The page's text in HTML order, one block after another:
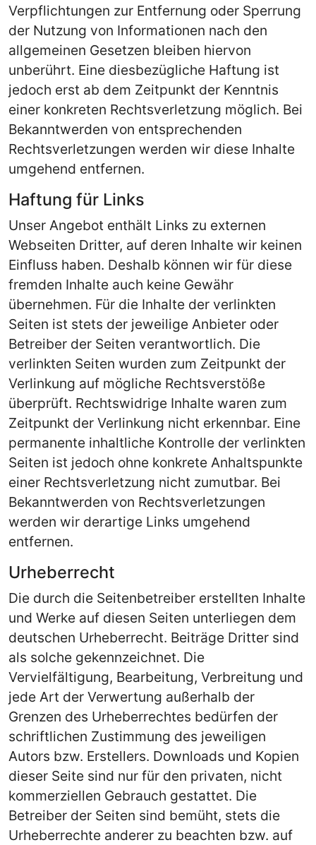
Verpflichtungen zur Entfernung oder Sperrung
der Nutzung von Informationen nach den
allgemeinen Gesetzen bleiben hiervon
unberührt. Eine diesbezügliche Haftung ist
jedoch erst ab dem Zeitpunkt der Kenntnis
einer konkreten Rechtsverletzung möglich. Bei
Bekanntwerden von entsprechenden
Rechtsverletzungen werden wir diese Inhalte
umgehend entfernen.
Haftung für Links
Unser Angebot enthält Links zu externen
Webseiten Dritter, auf deren Inhalte wir keinen
Einfluss haben. Deshalb können wir für diese
fremden Inhalte auch keine Gewähr
übernehmen. Für die Inhalte der verlinkten
Seiten ist stets der jeweilige Anbieter oder
Betreiber der Seiten verantwortlich. Die
verlinkten Seiten wurden zum Zeitpunkt der
Verlinkung auf mögliche Rechtsverstöße
überprüft. Rechtswidrige Inhalte waren zum
Zeitpunkt der Verlinkung nicht erkennbar. Eine
permanente inhaltliche Kontrolle der verlinkten
Seiten ist jedoch ohne konkrete Anhaltspunkte
einer Rechtsverletzung nicht zumutbar. Bei
Bekanntwerden von Rechtsverletzungen
werden wir derartige Links umgehend
entfernen.
Urheberrecht
Die durch die Seitenbetreiber erstellten Inhalte
und Werke auf diesen Seiten unterliegen dem
deutschen Urheberrecht. Beiträge Dritter sind
als solche gekennzeichnet. Die
Vervielfältigung, Bearbeitung, Verbreitung und
jede Art der Verwertung außerhalb der
Grenzen des Urheberrechtes bedürfen der
schriftlichen Zustimmung des jeweiligen
Autors bzw. Erstellers. Downloads und Kopien
dieser Seite sind nur für den privaten, nicht
kommerziellen Gebrauch gestattet. Die
Betreiber der Seiten sind bemüht, stets die
Urheberrechte anderer zu beachten bzw. auf